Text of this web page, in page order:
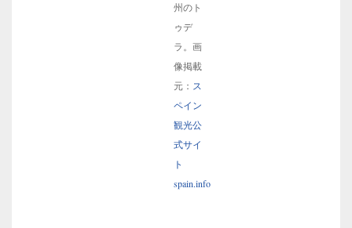
州のト
ゥデ
ラ。画
像掲載
元： ス
ペイン
観光公
式サイ
ト
spain.info